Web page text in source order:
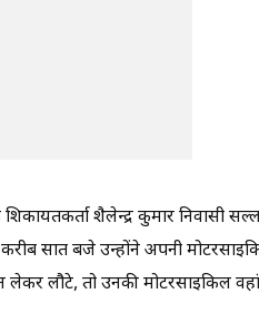
शैलेन्द्र कुमार निवासी
सात बजे उन्होंने अपनी
लौटे, तो उनकी मोटरसाइकिल